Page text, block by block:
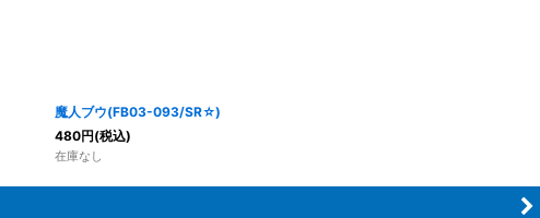
魔人ブウ(FB03-093/SR☆)
480円(税込)
在庫なし